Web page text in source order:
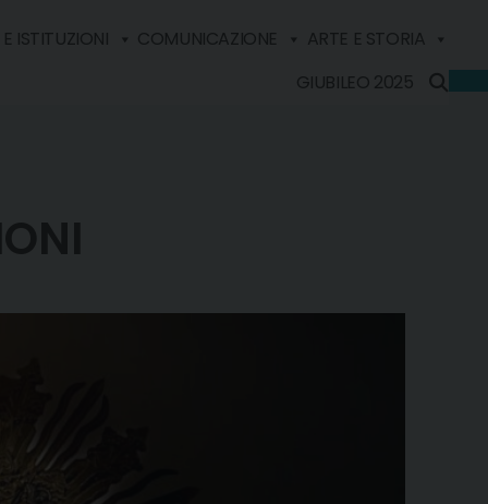
ISTITUZIONI COMUNICAZIONE
ARTE E STORIA
GIUBILEO 2025